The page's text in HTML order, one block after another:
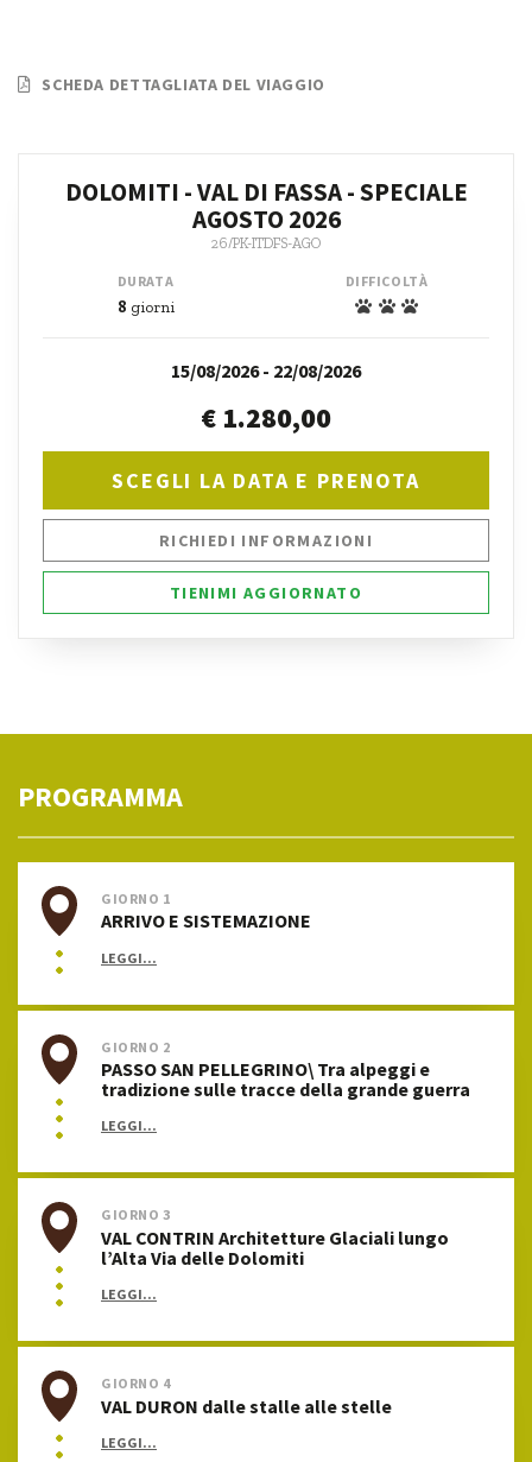
SCHEDA DETTAGLIATA DEL VIAGGIO
DOLOMITI - VAL DI FASSA - SPECIALE
AGOSTO 2026
26/PK-ITDFS-AGO
DURATA
8 giorni
DIFFICOLTÀ
15/08/2026 - 22/08/2026
€ 1.280,00
SCEGLI LA DATA E PRENOTA
RICHIEDI INFORMAZIONI
TIENIMI AGGIORNATO
PROGRAMMA
GIORNO 1
ARRIVO E SISTEMAZIONE
LEGGI...
GIORNO 2
PASSO SAN PELLEGRINO\ Tra alpeggi e
tradizione sulle tracce della grande guerra
LEGGI...
GIORNO 3
VAL CONTRIN Architetture Glaciali lungo
l’Alta Via delle Dolomiti
LEGGI...
GIORNO 4
VAL DURON dalle stalle alle stelle
LEGGI...